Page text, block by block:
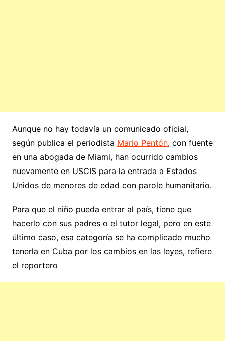
Aunque no hay todavía un comunicado oficial,
según publica el periodista Mario Pentón, con fuente
en una abogada de Miami, han ocurrido cambios
nuevamente en USCIS para la entrada a Estados
Unidos de menores de edad con parole humanitario.
Para que el niño pueda entrar al país, tiene que
hacerlo con sus padres o el tutor legal, pero en este
último caso, esa categoría se ha complicado mucho
tenerla en Cuba por los cambios en las leyes, refiere
el reportero